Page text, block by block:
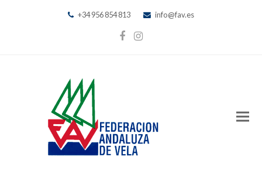
+34 956 854 813 info@fav.es
Facebook
Instagram